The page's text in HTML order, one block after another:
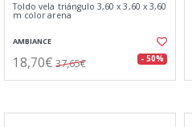
Toldo vela triángulo 3,60 x 3,60 x 3,60
m color arena
AMBIANCE
18,70€ 37,65€ - 50%